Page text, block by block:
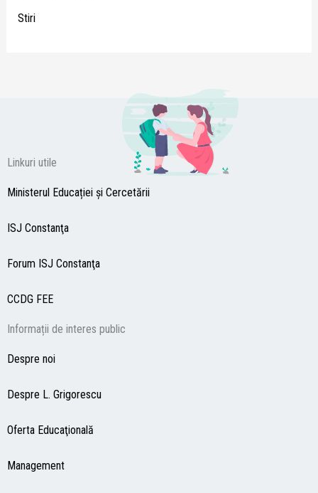
Stiri
Linkuri utile
Ministerul Educației și Cercetării
ISJ Constanţa
Forum ISJ Constanţa
CCDG FEE
Informații de interes public
Despre noi
Despre L. Grigorescu
Oferta Educaţională
Management